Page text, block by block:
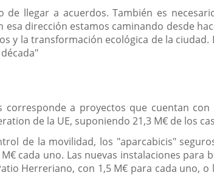
llegar a acuerdos. También es
esa dirección estamos caminando desde
y la transformación ecológica de la
a proyectos que cuentan
de la UE, suponiendo 21,3 M€ de los
de la movilidad, los "aparcabicis"
cada uno. Las nuevas instalaciones
Herreriano, con 1,5 M€ para cada uno,